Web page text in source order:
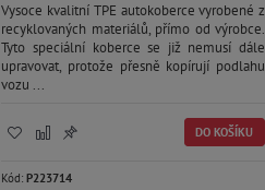
Vysoce kvalitní TPE autokoberce vyrobené z
recyklovaných materiálů, přímo od výrobce.
Tyto speciální koberce se již nemusí dále
upravovat, protože přesně kopírují podlahu
vozu ...
DO KOŠÍKU
Kód:P223714